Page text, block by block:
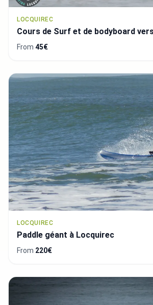
LOCQUIREC
Cours de Surf et de bodyboard
From 45€
LOCQUIREC
Paddle géant à Locquirec
From 220€